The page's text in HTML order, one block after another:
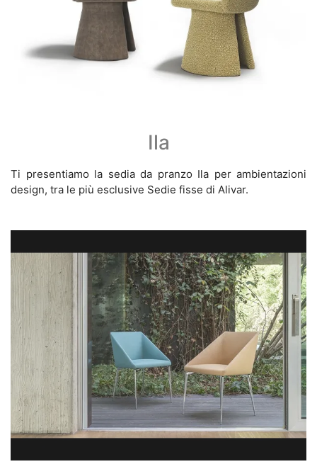
Ila
Ti presentiamo la sedia da pranzo Ila per ambientazioni
design, tra le più esclusive Sedie fisse di Alivar.